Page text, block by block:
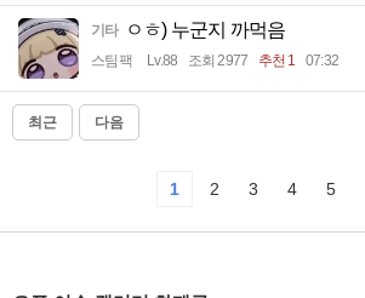
기타 ㅇㅎ) 누군지 까먹음
스팀팩 Lv.88 조회 2977 추천 1 07:32
최근 다음
1 2 3 4 5